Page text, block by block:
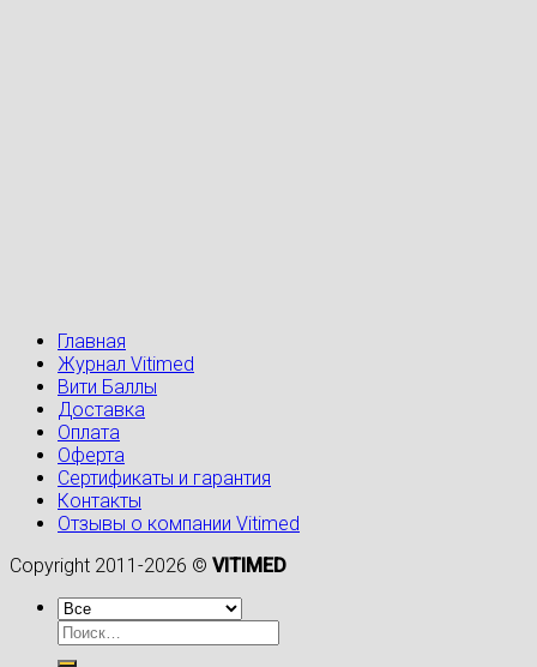
Главная
Журнал Vitimed
Вити Баллы
Доставка
Оплата
Оферта
Сертификаты и гарантия
Контакты
Отзывы о компании Vitimed
Copyright 2011-2026 © VITIMED
Искать: